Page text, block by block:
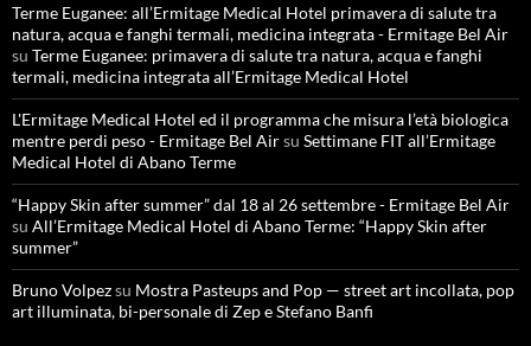
Terme Euganee: all’Ermitage Medical Hotel primavera di salute tra
natura, acqua e fanghi termali, medicina integrata - Ermitage Bel Air
su Terme Euganee: primavera di salute tra natura, acqua e fanghi
termali, medicina integrata all’Ermitage Medical Hotel
L'Ermitage Medical Hotel ed il programma che misura l’età biologica
mentre perdi peso - Ermitage Bel Airsu Settimane FIT all’Ermitage
Medical Hotel di Abano Terme
“Happy Skin after summer” dal 18 al 26 settembre - Ermitage Bel Air
su All’Ermitage Medical Hotel di Abano Terme: “Happy Skin after
summer”
Bruno Volpezsu Mostra Pasteups and Pop — street art incollata, pop
art illuminata, bi-personale di Zep e Stefano Banfi